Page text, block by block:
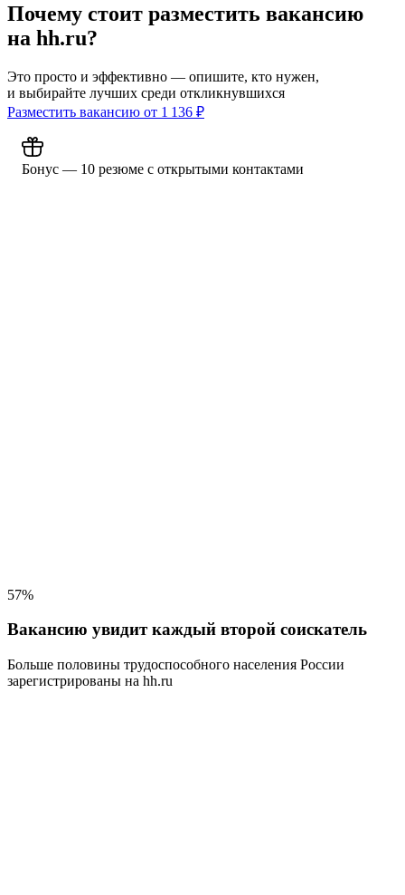
Почему стоит разместить вакансию
на hh.ru?
Это просто и эффективно — опишите, кто нужен,
и выбирайте лучших среди откликнувшихся
Разместить вакансию от 1 136 ₽
Бонус — 10 резюме с открытыми контактами
57%
Вакансию увидит каждый второй соискатель
Больше половины трудоспособного населения России
зарегистрированы на hh.ru